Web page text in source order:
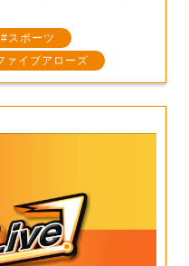
スポーツ
ァイブアローズ